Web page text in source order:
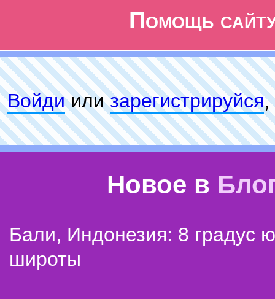
Помощь
Войдиилизарeгиcтpируйся,
Новое в
Бали, Индонезия: 8 градус
широты